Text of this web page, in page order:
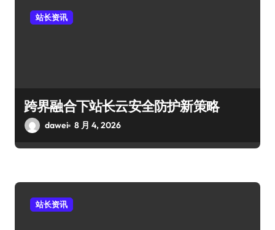
站长资讯
跨界融合下站长云安全防护新策略
dawei 8 月 4, 2026
站长资讯